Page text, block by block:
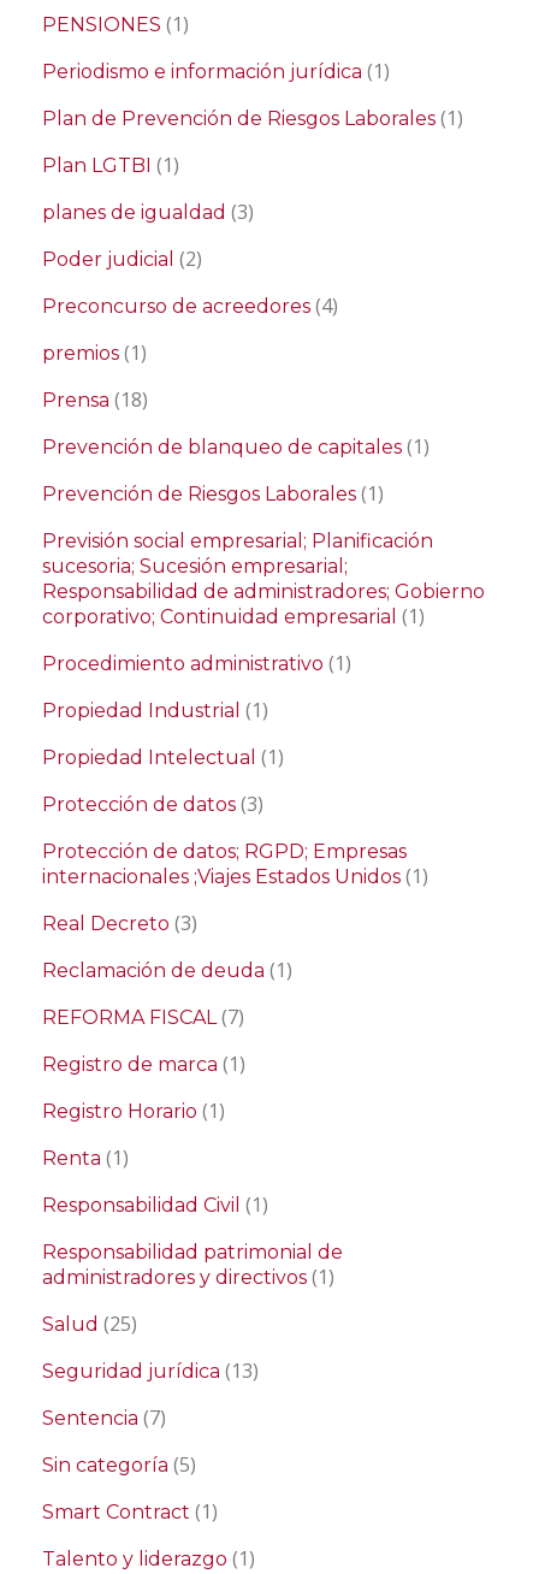
PENSIONES (1)
Periodismo e información jurídica (1)
Plan de Prevención de Riesgos Laborales (1)
Plan LGTBI (1)
planes de igualdad (3)
Poder judicial (2)
Preconcurso de acreedores (4)
premios (1)
Prensa (18)
Prevención de blanqueo de capitales (1)
Prevención de Riesgos Laborales (1)
Previsión social empresarial; Planificación
sucesoria; Sucesión empresarial;
Responsabilidad de administradores; Gobierno
corporativo; Continuidad empresarial (1)
Procedimiento administrativo (1)
Propiedad Industrial (1)
Propiedad Intelectual (1)
Protección de datos (3)
Protección de datos; RGPD; Empresas
internacionales ;Viajes Estados Unidos (1)
Real Decreto (3)
Reclamación de deuda (1)
REFORMA FISCAL (7)
Registro de marca (1)
Registro Horario (1)
Renta (1)
Responsabilidad Civil (1)
Responsabilidad patrimonial de
administradores y directivos (1)
Salud (25)
Seguridad jurídica (13)
Sentencia (7)
Sin categoría (5)
Smart Contract (1)
Talento y liderazgo (1)